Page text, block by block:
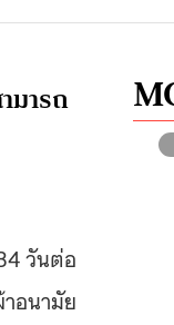
มารถ
วันต่อ
อนามัย